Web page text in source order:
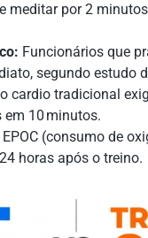
meditar por 2
Funcionários que
segundo estudo
cardio tradicional
em 10 minutos.
EPOC (consumo de
horas após o treino.